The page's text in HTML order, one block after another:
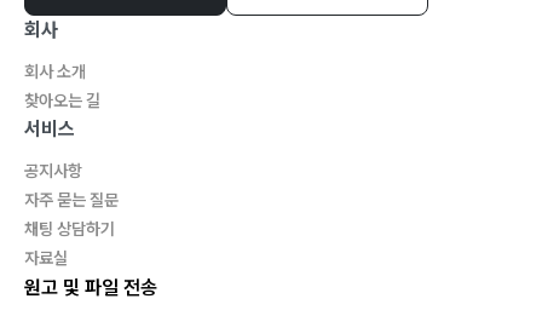
회사
회사 소개
찾아오는 길
서비스
공지사항
자주 묻는 질문
채팅 상담하기
자료실
원고 및 파일 전송